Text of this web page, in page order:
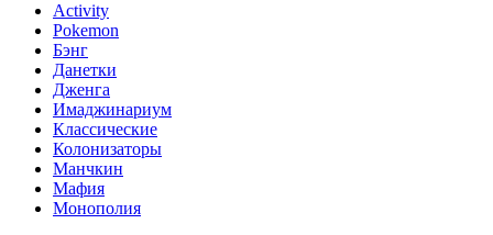
Activity
Pokemon
Бэнг
Данетки
Дженга
Имаджинариум
Классические
Колонизаторы
Манчкин
Мафия
Монополия